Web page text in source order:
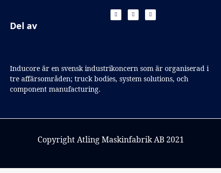
Del av
Inducore är en svensk industrikoncern som är organiserad i
tre affärsområden; truck bodies, system solutions, och
component manufacturing.
Copyright Atling Maskinfabrik AB 2021